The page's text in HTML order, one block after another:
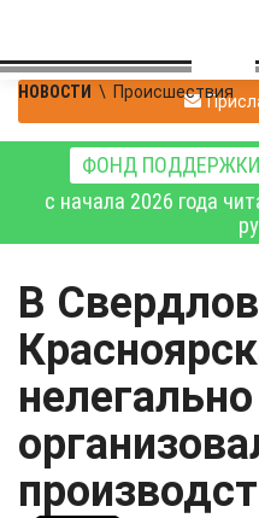
НОВОСТИ \ Происшествия
ФОНД ПОДДЕРЖКИ
с начала 2026 года
В
нелегально